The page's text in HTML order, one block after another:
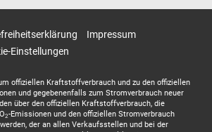
Impressum
Einstellungen
offiziellen Kraftstoffverbrauch und zu den offiziellen
und gegebenenfalls zum Stromverbrauch neuer
über den offiziellen Kraftstoffverbrauch, die
2-Emissionen und den offiziellen Stromverbrauch
der an allen Verkaufsstellen und bei der